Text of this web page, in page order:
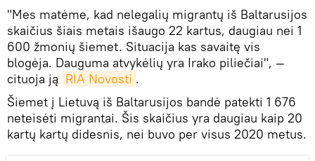
"Mes matėme, kad nelegalių migrantų iš Baltarusijos
skaičius šiais metais išaugo 22 kartus, daugiau nei 1
600 žmonių šiemet. Situacija kas savaitę vis
blogėja. Dauguma atvykėlių yra Irako piliečiai", —
cituoja ją RIA Novosti .
Šiemet į Lietuvą iš Baltarusijos bandė patekti 1 676
neteisėti migrantai. Šis skaičius yra daugiau kaip 20
kartų kartų didesnis, nei buvo per visus 2020 metus.